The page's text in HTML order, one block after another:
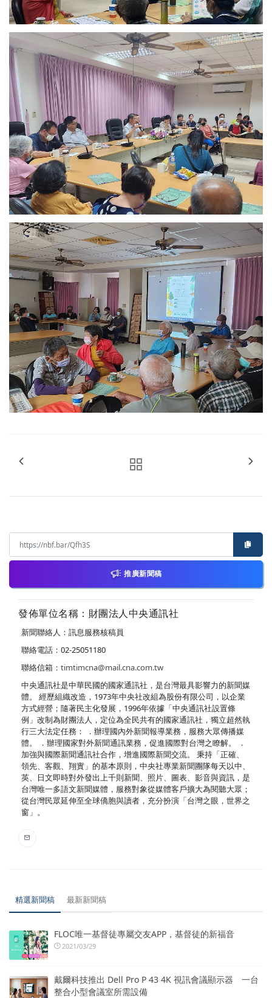
推廣新聞稿
發佈單位名稱：財團法人中央通訊社
新聞聯絡人：訊息服務核稿員
聯絡電話：02-25051180
聯絡信箱： timtimcna@mail.cna.com.tw
中央通訊社是中華民國的國家通訊社，是台灣最具影響力的新聞媒
體。 經歷組織改造，1973年中央社改組為股份有限公司，以企業
方式經營；隨著民主化發展，1996年依據「中央通訊社設置條
例」改制為財團法人，定位為全民共有的國家通訊社，獨立超然執
行三大法定任務： ．辦理國內外新聞報導業務，服務大眾傳播媒
體。 ．辦理國家對外新聞通訊業務，促進國際對台灣之瞭解。 ．
加強與國際新聞通訊社合作，增進國際新聞交流。 秉持「正確、
領先、客觀、翔實」的基本原則，中央社專業新聞團隊每天以中、
英、日文即時對外發出上千則新聞、照片、圖表、影音與資訊，是
台灣唯一多語文新聞媒體，服務對象從媒體客戶擴大為閱聽大眾；
從台灣民眾延伸至全球僑胞與讀者，充分扮演「台灣之眼，世界之
窗」。
精選新聞稿 最新新聞稿
FLOC唯一基督徒專屬交友APP，基督徒的新福音
2021/03/29
戴爾科技推出 Dell Pro P 43 4K 視訊會議顯示器 一台
整合小型會議室所需設備